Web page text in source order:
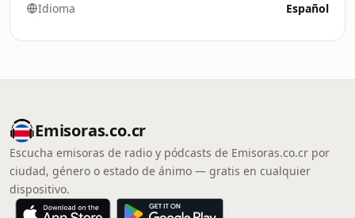
Idioma Español
Emisoras.co.cr
Escucha emisoras de radio y pódcasts de Emisoras.co.cr por
ciudad, género o estado de ánimo — gratis en cualquier
dispositivo.